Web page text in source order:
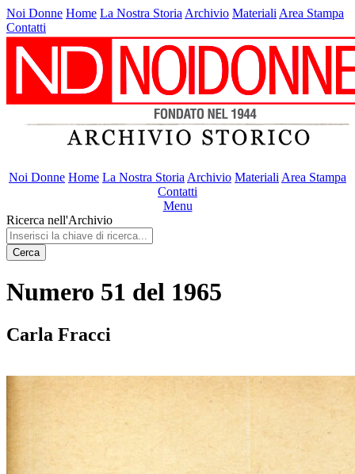
Noi Donne Home La Nostra Storia Archivio Materiali Area Stampa
Contatti
Noi Donne Home La Nostra Storia Archivio Materiali Area Stampa
Contatti
Menu
Ricerca nell'Archivio
Cerca
Numero 51 del 1965
Carla Fracci